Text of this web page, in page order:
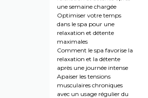
une semaine chargée
Optimiser votre temps
dans le spa pour une
relaxation et détente
maximales
Comment le spa favorise la
relaxation et la détente
après une journée intense
Apaiser les tensions
musculaires chroniques
avec un usage régulier du